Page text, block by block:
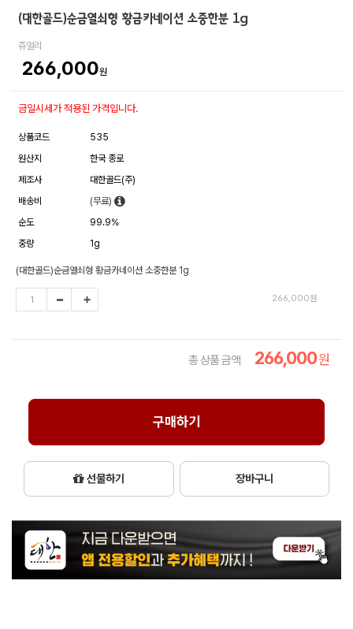
(대한골드)순금열쇠형 황금카네이션 소중한분 1g
쥬얼리
266,000원
금일시세가 적용된 가격입니다.
상품코드
535
원산지
한국 종로
제조사
대한골드(주)
배송비
(무료)
순도
99.9%
중량
1g
(대한골드)순금열쇠형 황금카네이션 소중한분 1g
266,000원
총 상품 금액 266,000원
구매하기
선물하기 장바구니